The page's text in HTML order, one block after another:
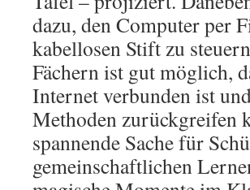
dazu, den Computer per
kabellosen Stift zu
Fächern ist gut möglich,
Internet verbunden ist
Methoden zurückgreifen
spannende Sache für
gemeinschaftlichen